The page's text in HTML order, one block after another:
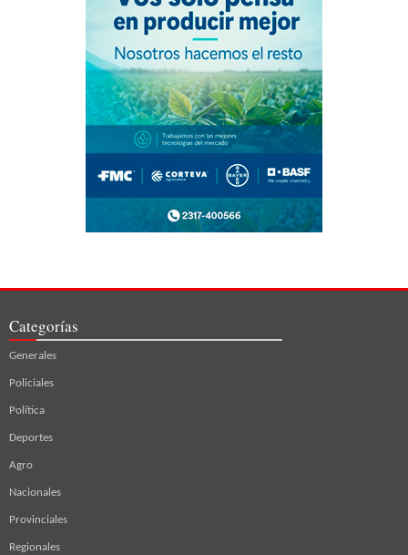
Categorías
Generales
Policiales
Política
Deportes
Agro
Nacionales
Provinciales
Regionales